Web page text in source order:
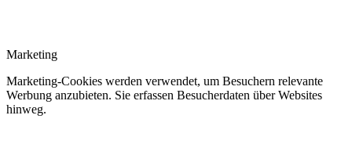
Marketing
Marketing-Cookies werden verwendet, um Besuchern relevante
Werbung anzubieten. Sie erfassen Besucherdaten über Websites
hinweg.